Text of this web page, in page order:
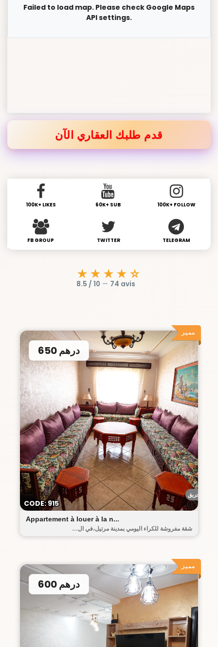
Failed to load map. Please check Google Maps
API settings.
قدم طلبك العقاري الآن
100K+ LIKES 60K+ SUB 100K+ FOLLOW
FB GROUP TWITTER TELEGRAM
★★★★☆
8.5 / 10 — 74 avis
مميز
أحريق
Appartement à louer à la n...
650 درهم
شقة مفروشة للكراء اليومي بمدينة مرتيل،في ال...
CODE: 915
مميز
600 درهم